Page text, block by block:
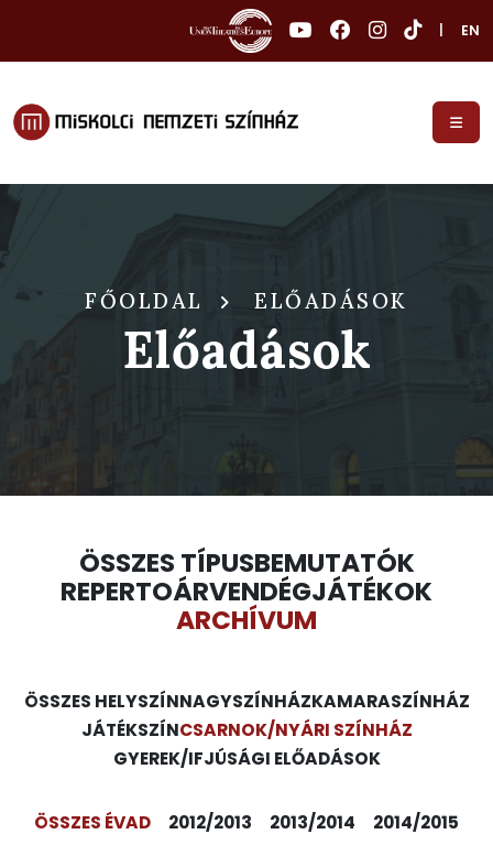
EN
FŐOLDAL ELŐADÁSOK
Előadások
ÖSSZES TÍPUSBEMUTATÓK
REPERTOÁRVENDÉGJÁTÉKOK
ARCHÍVUM
ÖSSZES HELYSZÍNNAGYSZÍNHÁZKAMARASZÍNHÁZ
JÁTÉKSZÍNCSARNOK/NYÁRI SZÍNHÁZ
GYEREK/IFJÚSÁGI ELŐADÁSOK
ÖSSZES ÉVAD 2012/2013 2013/2014
2014/2015